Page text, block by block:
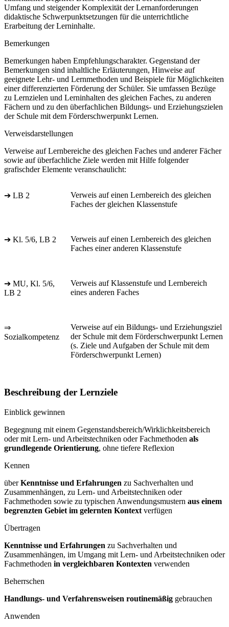
Umfang und steigender Komplexität der Lernanforderungen
didaktische Schwerpunktsetzungen für die unterrichtliche
Erarbeitung der Lerninhalte.
Bemerkungen
Bemerkungen haben Empfehlungscharakter. Gegenstand der
Bemerkungen sind inhaltliche Erläuterungen, Hinweise auf
geeignete Lehr- und Lernmethoden und Beispiele für Möglichkeiten
einer differenzierten Förderung der Schüler. Sie umfassen Bezüge
zu Lernzielen und Lerninhalten des gleichen Faches, zu anderen
Fächern und zu den überfachlichen Bildungs- und Erziehungszielen
der Schule mit dem Förderschwerpunkt Lernen.
Verweisdarstellungen
Verweise auf Lernbereiche des gleichen Faches und anderer Fächer
sowie auf überfachliche Ziele werden mit Hilfe folgender
grafischder Elemente veranschaulicht:
➔ LB 2
Verweis auf einen Lernbereich des gleichen
Faches der gleichen Klassenstufe
➔ Kl. 5/6, LB 2
Verweis auf einen Lernbereich des gleichen
Faches einer anderen Klassenstufe
➔ MU, Kl. 5/6,
LB 2
Verweis auf Klassenstufe und Lernbereich
eines anderen Faches
⇒
Sozialkompetenz
Verweise auf ein Bildungs- und Erziehungsziel
der Schule mit dem Förderschwerpunkt Lernen
(s. Ziele und Aufgaben der Schule mit dem
Förderschwerpunkt Lernen)
Beschreibung der Lernziele
Einblick gewinnen
Begegnung mit einem Gegenstandsbereich/Wirklichkeitsbereich
oder mit Lern- und Arbeitstechniken oder Fachmethoden als
grundlegende Orientierung, ohne tiefere Reflexion
Kennen
überKenntnisse und Erfahrungen zu Sachverhalten und
Zusammenhängen, zu Lern- und Arbeitstechniken oder
Fachmethoden sowie zu typischen Anwendungsmustern aus einem
begrenzten Gebiet im gelernten Kontext verfügen
Übertragen
Kenntnisse und Erfahrungen zu Sachverhalten und
Zusammenhängen, im Umgang mit Lern- und Arbeitstechniken oder
Fachmethoden in vergleichbaren Kontexten verwenden
Beherrschen
Handlungs- und Verfahrensweisen routinemäßig gebrauchen
Anwenden